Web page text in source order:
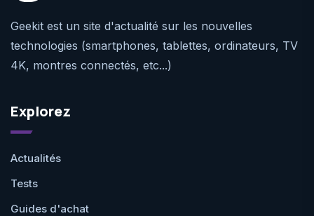
Geekit est un site d'actualité sur les nouvelles
technologies (smartphones, tablettes, ordinateurs, TV
4K, montres connectés, etc...)
Explorez
Actualités
Tests
Guides d'achat